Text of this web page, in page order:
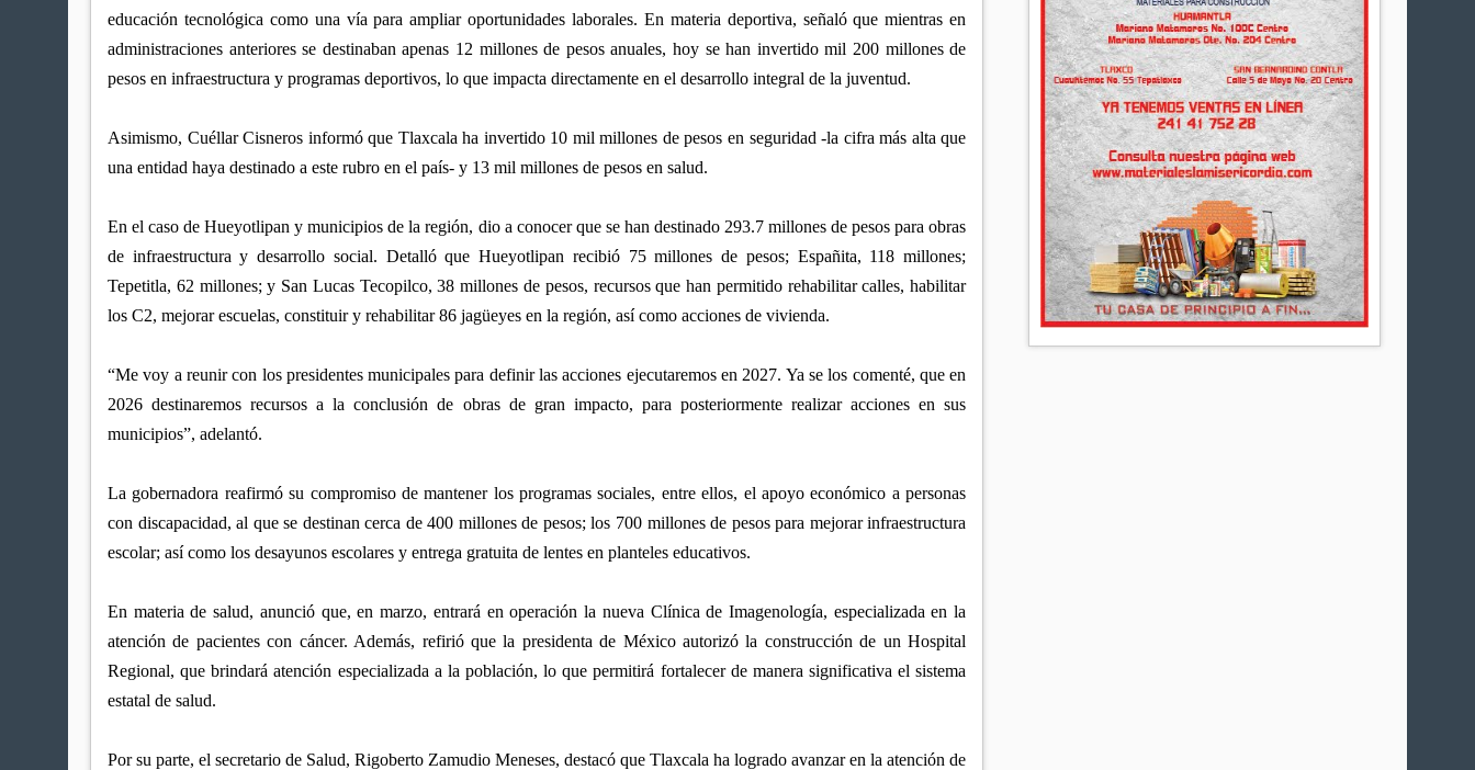
educación tecnológica como una vía para ampliar oportunidades laborales. En materia deportiva, señaló que mientras en
administraciones anteriores se destinaban apenas 12 millones de pesos anuales, hoy se han invertido mil 200 millones de
pesos en infraestructura y programas deportivos, lo que impacta directamente en el desarrollo integral de la juventud.
Asimismo, Cuéllar Cisneros informó que Tlaxcala ha invertido 10 mil millones de pesos en seguridad -la cifra más alta que
una entidad haya destinado a este rubro en el país- y 13 mil millones de pesos en salud.
En el caso de Hueyotlipan y municipios de la región, dio a conocer que se han destinado 293.7 millones de pesos para obras
de infraestructura y desarrollo social. Detalló que Hueyotlipan recibió 75 millones de pesos; Españita, 118 millones;
Tepetitla, 62 millones; y San Lucas Tecopilco, 38 millones de pesos, recursos que han permitido rehabilitar calles, habilitar
los C2, mejorar escuelas, constituir y rehabilitar 86 jagüeyes en la región, así como acciones de vivienda.
“Me voy a reunir con los presidentes municipales para definir las acciones ejecutaremos en 2027. Ya se los comenté, que en
2026 destinaremos recursos a la conclusión de obras de gran impacto, para posteriormente realizar acciones en sus
municipios”, adelantó.
La gobernadora reafirmó su compromiso de mantener los programas sociales, entre ellos, el apoyo económico a personas
con discapacidad, al que se destinan cerca de 400 millones de pesos; los 700 millones de pesos para mejorar infraestructura
escolar; así como los desayunos escolares y entrega gratuita de lentes en planteles educativos.
En materia de salud, anunció que, en marzo, entrará en operación la nueva Clínica de Imagenología, especializada en la
atención de pacientes con cáncer. Además, refirió que la presidenta de México autorizó la construcción de un Hospital
Regional, que brindará atención especializada a la población, lo que permitirá fortalecer de manera significativa el sistema
estatal de salud.
Por su parte, el secretario de Salud, Rigoberto Zamudio Meneses, destacó que Tlaxcala ha logrado avanzar en la atención de